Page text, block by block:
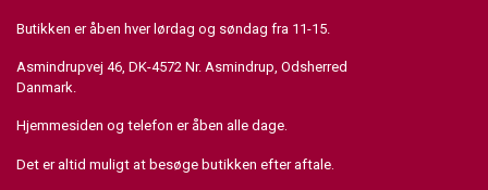
Butikken er åben hver lørdag og søndag fra 11-15.
Asmindrupvej 46, DK-4572 Nr. Asmindrup, Odsherred
Danmark.
Hjemmesiden og telefon er åben alle dage.
Det er altid muligt at besøge butikken efter aftale.